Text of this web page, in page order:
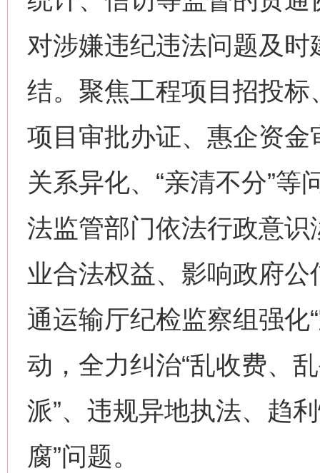
对涉嫌违纪违法问题及
结。聚焦工程项目招投
项目审批办证、惠企资
关系异化、“亲清不分”
法监管部门依法行政意
业合法权益、影响政府
通运输厅纪检监察组强化
动，全力纠治“乱收费、
派”、违规异地执法、趋
腐”问题。